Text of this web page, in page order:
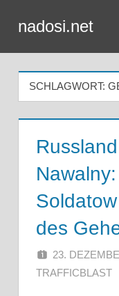
Inhalt
springen
nadosi.net
SCHLAGWORT:
des
23.
TRAFFICBLAST